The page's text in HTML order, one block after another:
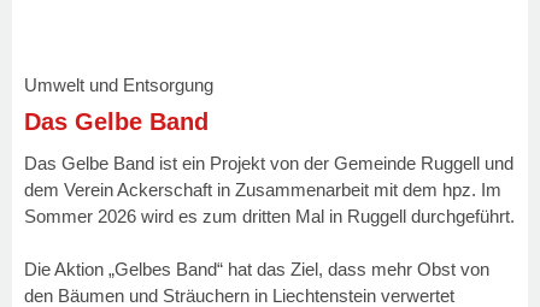
Umwelt und Entsorgung
Das Gelbe Band
Das Gelbe Band ist ein Projekt von der Gemeinde Ruggell und
dem Verein Ackerschaft in Zusammenarbeit mit dem hpz. Im
Sommer 2026 wird es zum dritten Mal in Ruggell durchgeführt.
Die Aktion „Gelbes Band“ hat das Ziel, dass mehr Obst von
den Bäumen und Sträuchern in Liechtenstein verwertet